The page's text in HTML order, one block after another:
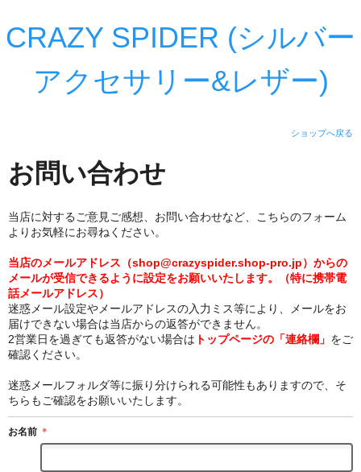
CRAZY SPIDER (シルバー
アクセサリー&レザー)
ショップへ戻る
お問い合わせ
当店に対するご意見ご感想、お問い合わせなど、こちらのフォーム
よりお気軽にお尋ねください。
当店のメールアドレス（shop@crazyspider.shop-pro.jp）からの
メールが受信できるように設定をお願いいたします。（特に携帯電
話メールアドレス）
迷惑メール設定やメールアドレスの入力ミス等により、メールをお
届けできない場合は当店からの返答ができません。
2営業日を過ぎても返答がない場合は トップページの「連絡欄」 をご
確認ください。
迷惑メールフォルダ等に振り分けられる可能性もありますので、そ
ちらもご確認をお願いいたします。
お名前 ＊